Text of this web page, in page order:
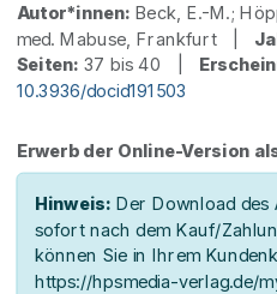
Autor*innen: Beck, E.-M.;
med. Mabuse, Frankfurt |
Seiten: 37 bis 40 |
10.3936/docid191503
Erwerb der Online-Version
Hinweis: Der Download des
sofort nach dem Kauf/
können Sie in Ihrem
https://hpsmedia-verlag.de/